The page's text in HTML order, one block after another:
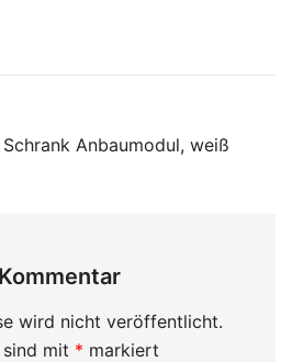
Anbaumodul, weiß
wird nicht veröffentlicht.
mit * markiert